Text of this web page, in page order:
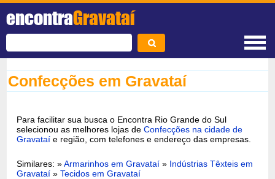
encontraGravataí
Confecções em Gravataí
Para facilitar sua busca o Encontra Rio Grande do Sul
selecionou as melhores lojas deConfecções na cidade de
Gravataí e região, com telefones e endereço das empresas.
Similares: »Armarinhos em Gravataí » Indústrias Têxteis em
Gravataí »Tecidos em Gravataí